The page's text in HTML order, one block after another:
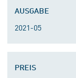
AUSGABE
2021-05
PREIS